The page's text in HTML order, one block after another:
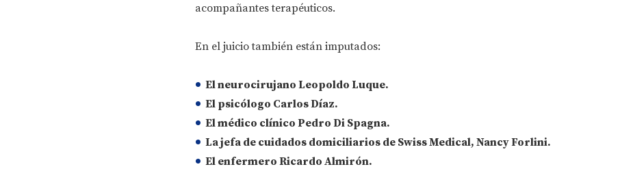
acompañantes terapéuticos.
En el juicio también están imputados:
El neurocirujano Leopoldo Luque.
El psicólogo Carlos Díaz.
El médico clínico Pedro Di Spagna.
La jefa de cuidados domiciliarios de Swiss Medical, Nancy Forlini.
El enfermero Ricardo Almirón.